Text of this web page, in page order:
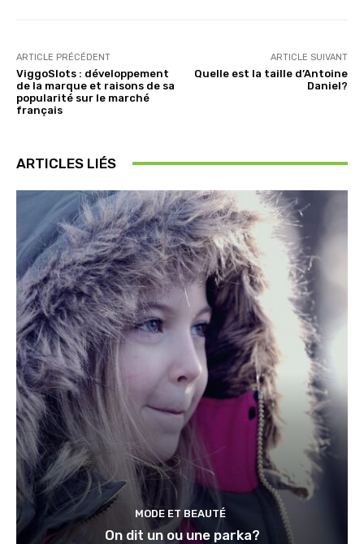
ARTICLE PRÉCÉDENT
ViggoSlots : développement
de la marque et raisons de sa
popularité sur le marché
français
ARTICLE SUIVANT
Quelle est la taille d’Antoine
Daniel?
ARTICLES LIÉS
MODE ET BEAUTÉ
On dit un ou une parka?